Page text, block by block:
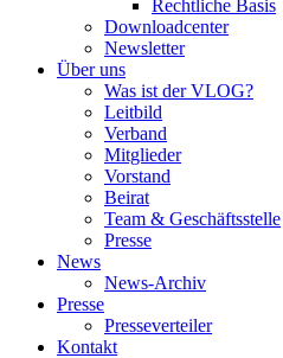
Rechtliche Basis
Downloadcenter
Newsletter
Über uns
Was ist der VLOG?
Leitbild
Verband
Mitglieder
Vorstand
Beirat
Team & Geschäftsstelle
Presse
News
News-Archiv
Presse
Presseverteiler
Kontakt